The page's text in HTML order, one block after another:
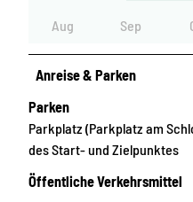
Aug Sep
Anreise & Parken
Parken
Parkplatz (Parkplatz am
des Start- und Zielpunktes
Öffentliche Verkehrsmittel